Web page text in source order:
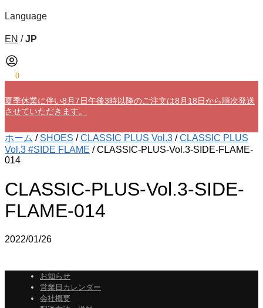
Language
EN /JP
0
夏季休業に伴い8月7日午後3時以降のご注文は8月18日から順次発送
させていただきます。
ホーム / SHOES /CLASSIC PLUS Vol.3 /CLASSIC PLUS
Vol.3 #SIDE FLAME /CLASSIC-PLUS-Vol.3-SIDE-FLAME-
014
CLASSIC-PLUS-Vol.3-SIDE-
FLAME-014
2022/01/26
お知らせ
営業日カレンダー
会社概要